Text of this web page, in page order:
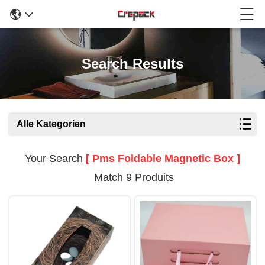
Search Results
Alle Kategorien
Your Search [ Pms Foldable Magnetic Box ]
Match 9 Produits